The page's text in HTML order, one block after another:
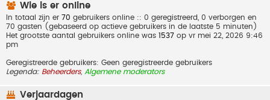
Wie is er online
In totaal zijn er 70 gebruikers online :: 0 geregistreerd, 0 verborgen en
70 gasten (gebaseerd op actieve gebruikers in de laatste 5 minuten)
Het grootste aantal gebruikers online was 1537 op vr mei 22, 2026 9:46
pm
Geregistreerde gebruikers: Geen geregistreerde gebruikers
Legenda: Beheerders, Algemene moderators
Verjaardagen